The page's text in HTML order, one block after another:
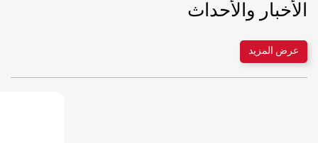
الأخبار والأحداث
عرض المزيد